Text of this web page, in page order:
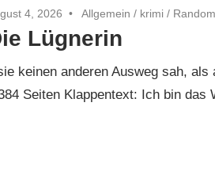
4, 2026 Allgemein / krimi /
Lügnerin
keinen anderen Ausweg sah,
Seiten Klappentext: Ich bin das